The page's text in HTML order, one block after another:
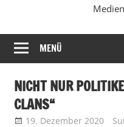
MENÜ
NICHT NUR
CLANS“
19. Dezember 2020